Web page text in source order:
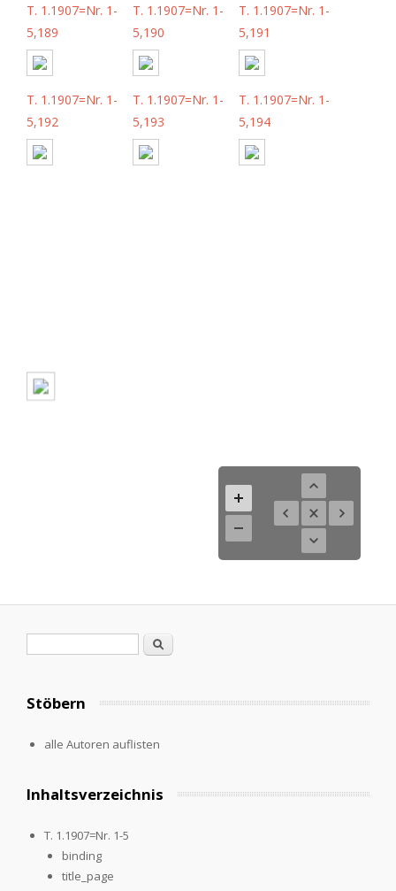
T. 1.1907=Nr. 1-
5,189
T. 1.1907=Nr. 1-
5,190
T. 1.1907=Nr. 1-
5,191
T. 1.1907=Nr. 1-
5,192
T. 1.1907=Nr. 1-
5,193
T. 1.1907=Nr. 1-
5,194
Search
Stöbern
alle Autoren auflisten
Inhaltsverzeichnis
T. 1.1907=Nr. 1-5
binding
title_page